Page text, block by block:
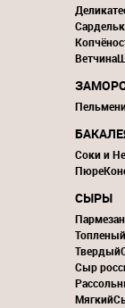
Ветчина
Соки и
Пюре
СЫРЫ
Пармезан
Топленый
Твердый
Сыр
Мягкий